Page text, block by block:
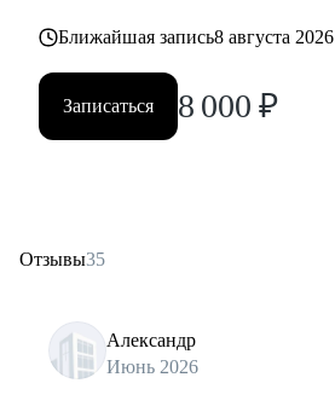
Ближайшая запись8 августа 2026
Записаться 8 000 ₽
Отзывы35
Александр
Июнь 2026